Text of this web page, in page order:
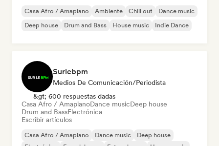
Casa Afro / Amapiano Ambiente Chill out
Dance music
Deep house
Drum and Bass House music Indie Dance
Surlebpm
Medios De Comunicación/Periodista
&gt; 600 respuestas dadas
Casa Afro / AmapianoDance musicDeep house
Drum and BassElectrónica
Escribir artículos
Casa Afro / Amapiano Dance music
Deep house